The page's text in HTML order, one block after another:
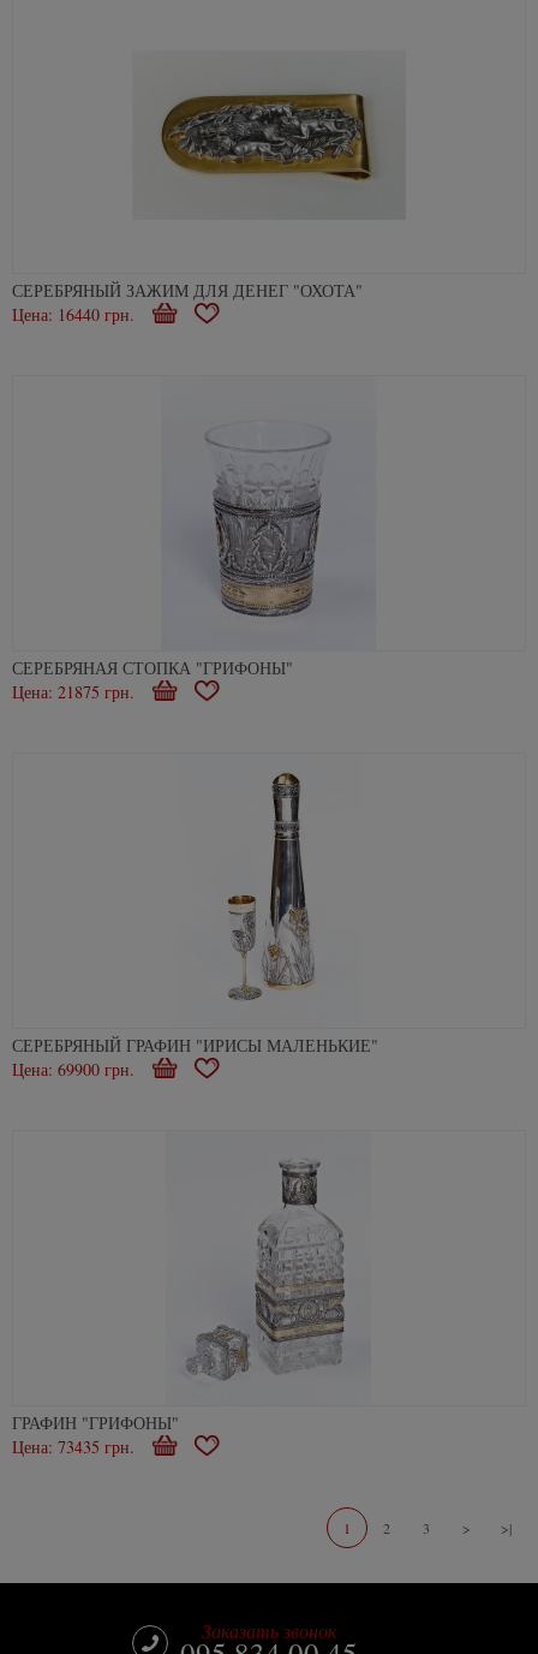
СЕРЕБРЯНЫЙ ЗАЖИМ ДЛЯ ДЕНЕГ "ОХОТА"
Цена: 16440 грн.
В
В
СЕРЕБРЯНАЯ СТОПКА "ГРИФОНЫ"
Цена: 21875 грн.
В
В
СЕРЕБРЯНЫЙ ГРАФИН "ИРИСЫ МАЛЕНЬКИЕ"
Цена: 69900 грн.
В
В
ГРАФИН "ГРИФОНЫ"
Цена: 73435 грн.
В
В
1 2 3 > >|
Заказать звонок